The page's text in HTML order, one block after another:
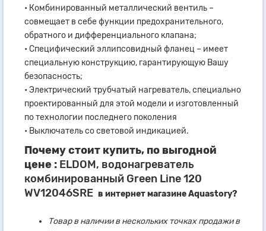
• Комбинированный металлический вентиль –
совмещает в себе функции предохранительного,
обратного и дифференциального клапана;
• Специфический эллипсовидный фланец – имеет
специальную конструкцию, гарантирующую Вашу
безопасность;
• Электрический трубчатый нагреватель, специально
проектированный для этой модели и изготовленный
по технологии последнего поколения
• Выключатель со световой индикацией.
Почему стоит купить, по выгодной
цене : ELDOM, водонагреватель
комбинированный Green Line 120
WV12046SRE в интернет магазине Aquastory?
Товар в наличии в нескольких точках продажи в